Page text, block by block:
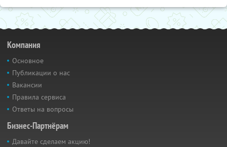
Компания
Основное
Публикации о нас
Вакансии
Правила сервиса
Ответы на вопросы
Бизнес-Партнёрам
Давайте сделаем акцию!